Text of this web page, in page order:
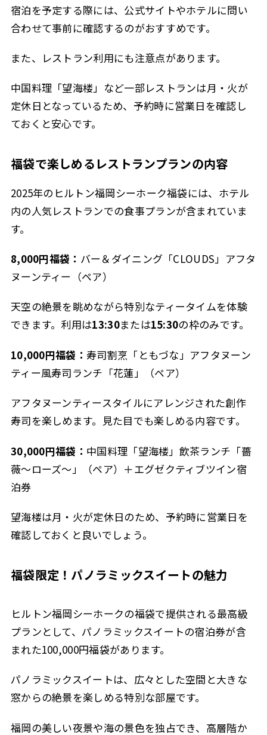
宿泊を予定する際には、公式サイトやホテルに問い
合わせて事前に確認するのがおすすめです。
また、レストラン利用にも注意点があります。
中国料理「望海楼」など一部レストランは月・火が
定休日となっているため、予約時に営業日を確認し
ておくと安心です。
福袋で楽しめるレストランプランの内容
2025年のヒルトン福岡シーホーク福袋には、ホテル
内の人気レストランでの食事プランが含まれていま
す。
8,000円福袋： バー＆ダイニング「CLOUDS」アフタ
ヌーンティー（ペア）
天空の絶景を眺めながら特別なティータイムを体験
できます。利用は13:30または15:30の枠のみです。
10,000円福袋： 寿司割烹「ともづな」アフタヌーン
ティー風寿司ランチ「花蓮」（ペア）
アフタヌーンティースタイルにアレンジされた創作
寿司を楽しめます。見た目でも楽しめる内容です。
30,000円福袋： 中国料理「望海楼」飲茶ランチ「薔
薇～ローズ～」（ペア）＋エグゼクティブツイン宿
泊券
望海楼は月・火が定休日のため、予約時に営業日を
確認しておくと良いでしょう。
福袋限定！パノラミックスイートの魅力
ヒルトン福岡シーホークの福袋で提供される最高級
プランとして、パノラミックスイートの宿泊券が含
まれた100,000円福袋があります。
パノラミックスイートは、広々とした空間と大きな
窓からの絶景を楽しめる特別な部屋です。
福岡の美しい夜景や海の景色を独占でき、高層階か